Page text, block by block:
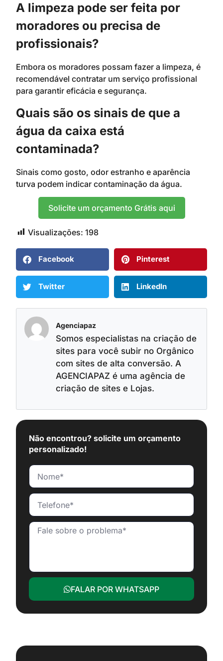
A limpeza pode ser feita por
moradores ou precisa de
profissionais?
Embora os moradores possam fazer a limpeza, é
recomendável contratar um serviço profissional
para garantir eficácia e segurança.
Quais são os sinais de que a
água da caixa está
contaminada?
Sinais como gosto, odor estranho e aparência
turva podem indicar contaminação da água.
Solicite um orçamento Grátis aqui
Visualizações: 198
Facebook Pinterest
Twitter LinkedIn
Agenciapaz
Somos especialistas na criação de
sites para você subir no Orgânico
com sites de alta conversão. A
AGENCIAPAZ é uma agência de
criação de sites e Lojas.
Não encontrou? solicite um orçamento
personalizado!
FALAR POR WHATSAPP